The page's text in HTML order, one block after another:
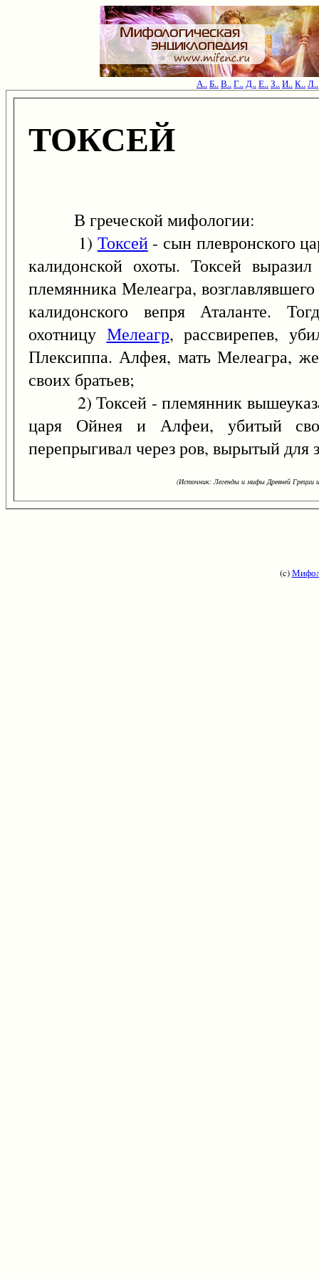
А..Б..В..Г..Д..Е..З..И..К..Л..
ТОКСЕЙ
В греческой мифологии:
1) Токсей- сын плевронского
калидонской охоты. Токсей
племянника Мелеагра,
калидонского вепря Аталанте.
охотницу Мелеагр, рассвирепев,
Плексиппа. Алфея, мать Мелеагра,
своих братьев;
2) Токсей - племянник
царя Ойнея и Алфеи, убитый
перепрыгивал через ров, вырытый для
(Источник: Легенды и мифы Древней
(c)